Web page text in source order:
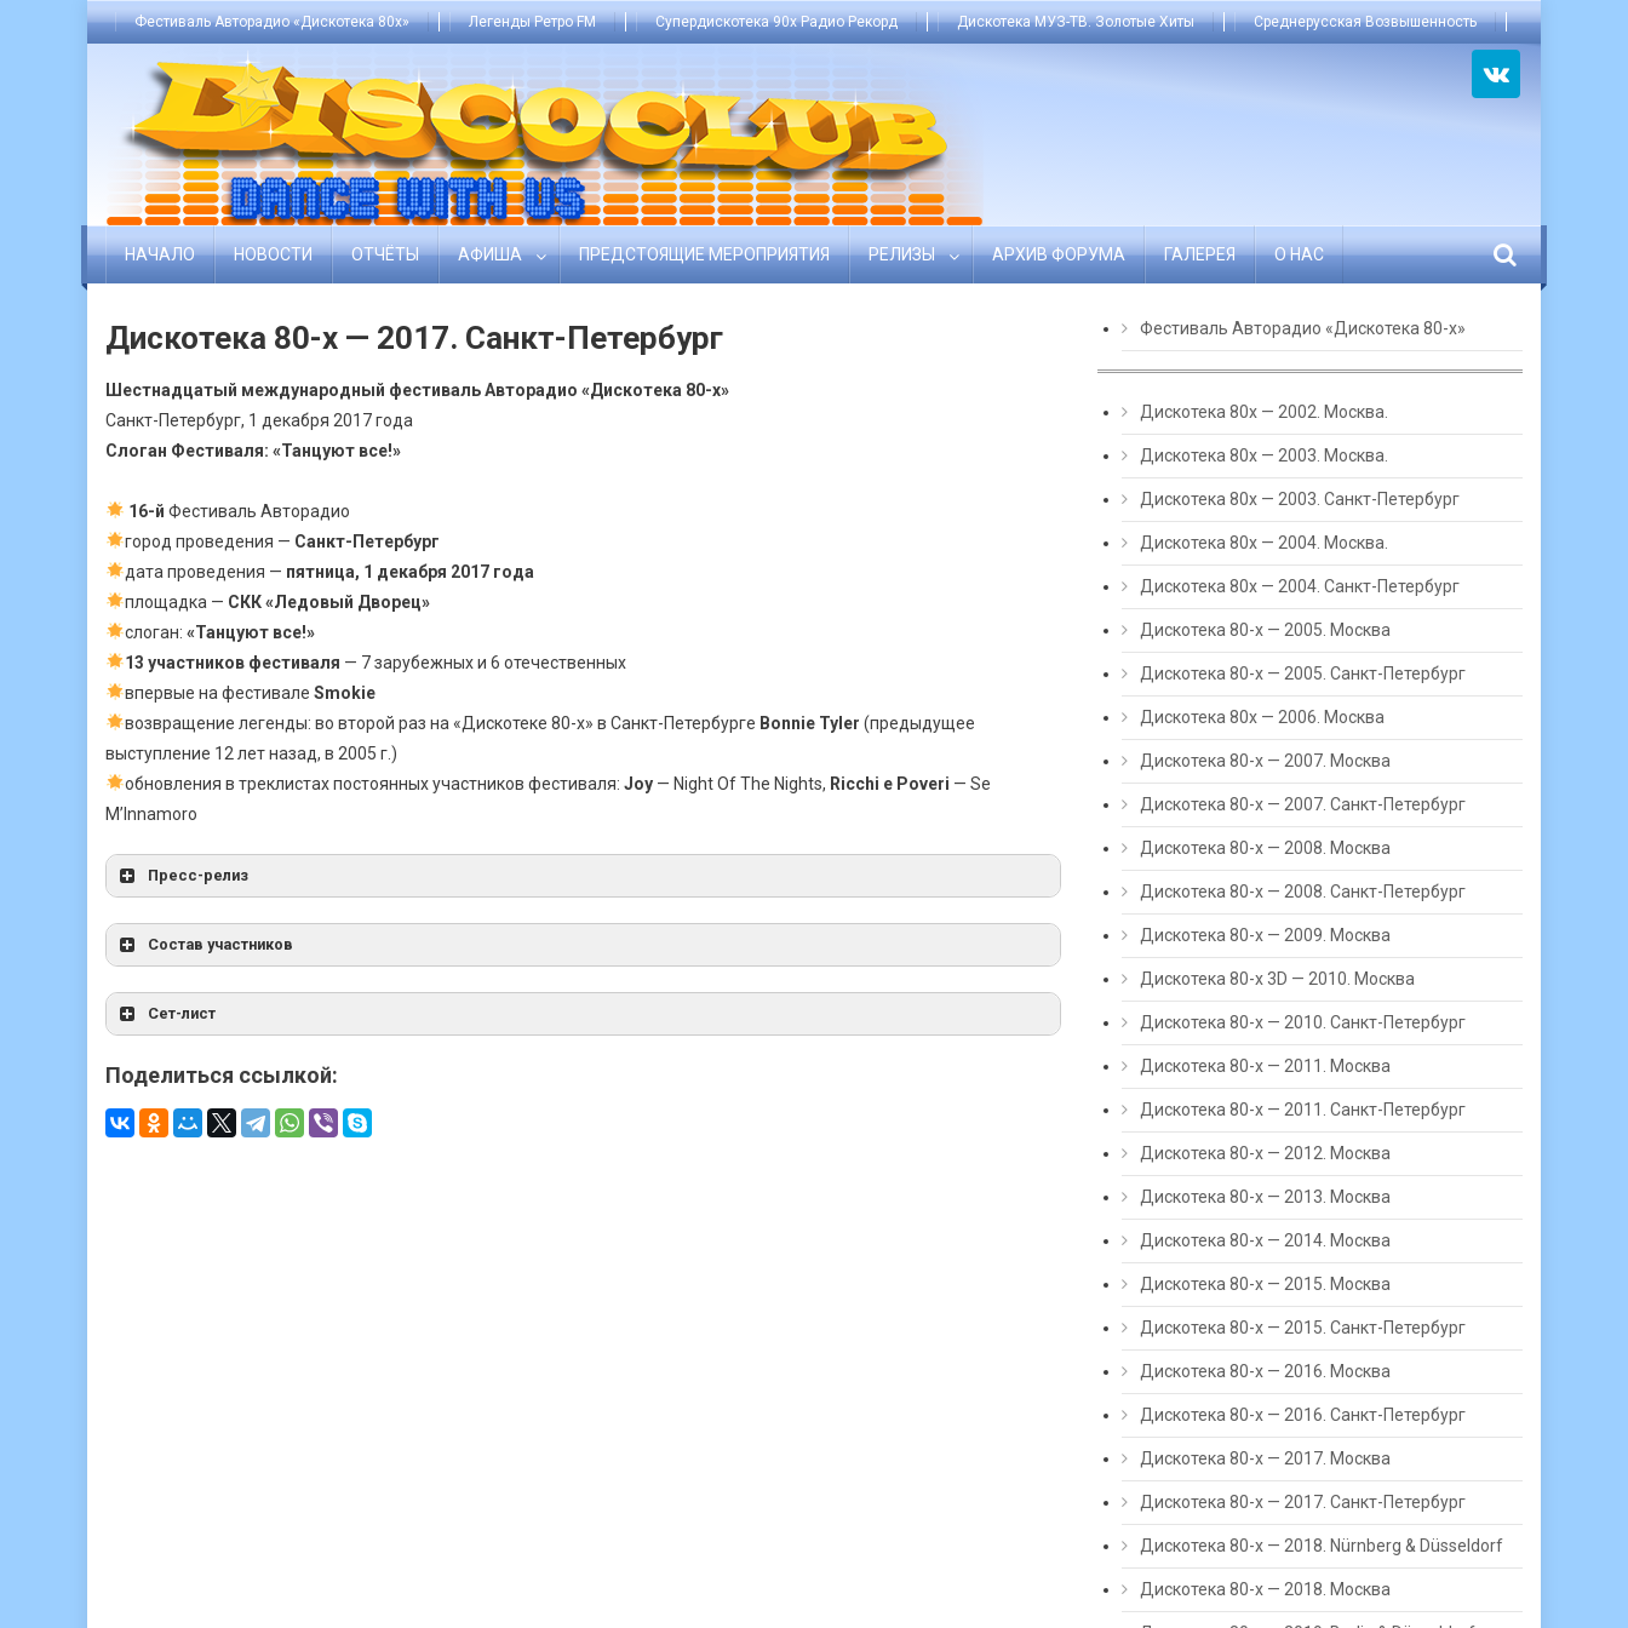
Фестиваль Авторадио «Дискотека 80х» Легенды Ретро FM Супердискотека 90х Радио Рекорд Дискотека МУЗ-ТВ. Золотые Хиты Среднерусская Возвышенность
НАЧАЛО НОВОСТИ ОТЧЁТЫ АФИША ПРЕДСТОЯЩИЕ МЕРОПРИЯТИЯ РЕЛИЗЫ АРХИВ ФОРУМА ГАЛЕРЕЯ О НАС
Дискотека 80-х — 2017. Санкт-Петербург
Шестнадцатый международный фестиваль Авторадио «Дискотека 80-х»
Санкт-Петербург, 1 декабря 2017 года
Слоган Фестиваля: «Танцуют все!»
16-й Фестиваль Авторадио
город проведения — Санкт-Петербург
дата проведения — пятница, 1 декабря 2017 года
площадка — СКК «Ледовый Дворец»
слоган: «Танцуют все!»
13 участников фестиваля — 7 зарубежных и 6 отечественных
впервые на фестивале Smokie
возвращение легенды: во второй раз на «Дискотеке 80-х» в Санкт-Петербурге Bonnie Tyler (предыдущее
выступление 12 лет назад, в 2005 г.)
обновления в треклистах постоянных участников фестиваля: Joy— Night Of The Nights, Ricchi e Poveri — Se
M’Innamoro
Пресс-релиз
Состав участников
Сет-лист
Поделиться ссылкой:
Фестиваль Авторадио «Дискотека 80-х»
Дискотека 80х — 2002. Москва.
Дискотека 80х — 2003. Москва.
Дискотека 80х — 2003. Санкт-Петербург
Дискотека 80х — 2004. Москва.
Дискотека 80х — 2004. Санкт-Петербург
Дискотека 80-х — 2005. Москва
Дискотека 80-х — 2005. Санкт-Петербург
Дискотека 80х — 2006. Москва
Дискотека 80-х — 2007. Москва
Дискотека 80-х — 2007. Санкт-Петербург
Дискотека 80-х — 2008. Москва
Дискотека 80-х — 2008. Санкт-Петербург
Дискотека 80-х — 2009. Москва
Дискотека 80-х 3D — 2010. Москва
Дискотека 80-х — 2010. Санкт-Петербург
Дискотека 80-х — 2011. Москва
Дискотека 80-х — 2011. Санкт-Петербург
Дискотека 80-х — 2012. Москва
Дискотека 80-х — 2013. Москва
Дискотека 80-х — 2014. Москва
Дискотека 80-х — 2015. Москва
Дискотека 80-х — 2015. Санкт-Петербург
Дискотека 80-х — 2016. Москва
Дискотека 80-х — 2016. Санкт-Петербург
Дискотека 80-х — 2017. Москва
Дискотека 80-х — 2017. Санкт-Петербург
Дискотека 80-х — 2018. Nürnberg & Düsseldorf
Дискотека 80-х — 2018. Москва